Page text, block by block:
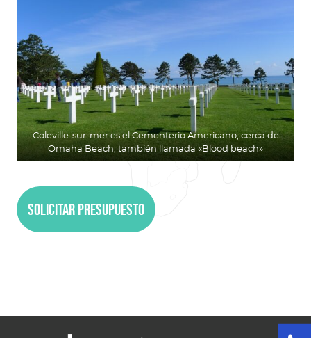
Coleville-sur-mer es el Cementerio Americano, cerca de
Omaha Beach, también llamada «Blood beach»
Solicitar presupuesto